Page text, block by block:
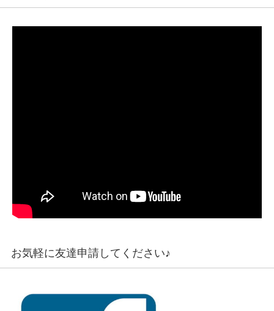
お気軽に友達申請してください♪